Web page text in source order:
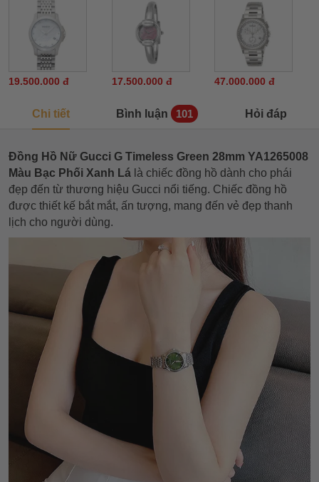
19.500.000 đ 17.500.000 đ 47.000.000 đ
Chi tiết Bình luận 101 Hỏi đáp
Đồng Hồ Nữ Gucci G Timeless Green 28mm YA1265008
Màu Bạc Phối Xanh Lá là chiếc đồng hồ dành cho phái
đẹp đến từ thương hiệu Gucci nổi tiếng. Chiếc đồng hồ
được thiết kế bắt mắt, ấn tượng, mang đến vẻ đẹp thanh
lịch cho người dùng.